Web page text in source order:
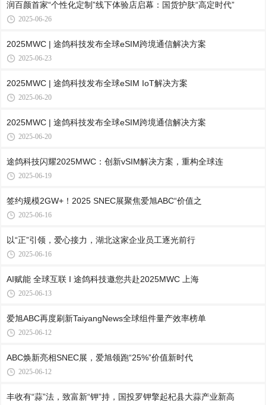
润百颜首家“个性化定制”线下体验店启幕：国货护肤“高定时代”
2025-06-26
2025MWC | 途鸽科技发布全球eSIM跨境通信解决方案
2025-06-23
2025MWC | 途鸽科技发布全球eSIM IoT解决方案
2025-06-20
2025MWC | 途鸽科技发布全球eSIM跨境通信解决方案
2025-06-20
途鸽科技闪耀2025MWC：创新vSIM解决方案，重构全球连
2025-06-19
签约规模2GW+！2025 SNEC展聚焦爱旭ABC“价值之
2025-06-16
以“正”引领，爱心接力，湖北这家企业员工逐光前行
2025-06-16
AI赋能 全球互联 I 途鸽科技邀您共赴2025MWC 上海
2025-06-13
爱旭ABC再度刷新TaiyangNews全球组件量产效率榜单
2025-06-12
ABC焕新亮相SNEC展，爱旭领跑“25%”价值新时代
2025-06-12
丰收有“蒜”法，致富新“钾”持，国投罗钾擎起杞县大蒜产业新高